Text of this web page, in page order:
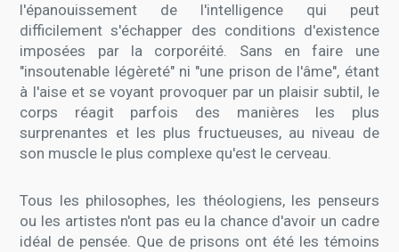
l'épanouissement de l'intelligence qui peut
difficilement s'échapper des conditions d'existence
imposées par la corporéité. Sans en faire une
"insoutenable légèreté" ni "une prison de l'âme", étant
à l'aise et se voyant provoquer par un plaisir subtil, le
corps réagit parfois des manières les plus
surprenantes et les plus fructueuses, au niveau de
son muscle le plus complexe qu'est le cerveau.
Tous les philosophes, les théologiens, les penseurs
ou les artistes n'ont pas eu la chance d'avoir un cadre
idéal de pensée. Que de prisons ont été les témoins